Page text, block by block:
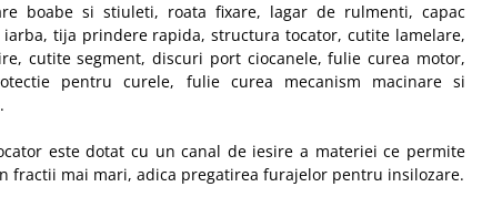
boabe si stiuleti, roata fixare, lagar de rulmenti, capac
tija prindere rapida, structura tocator, cutite lamelare,
cutite segment, discuri port ciocanele, fulie curea motor,
pentru curele, fulie curea mecanism macinare si
este dotat cu un canal de iesire a materiei ce permite
fractii mai mari, adica pregatirea furajelor pentru insilozare.